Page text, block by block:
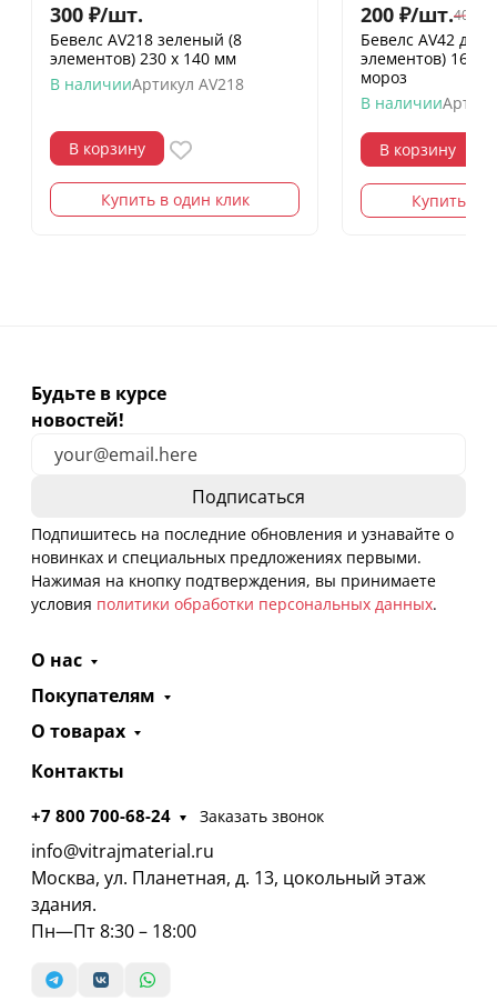
300 ₽/шт.
Бевелс AV218 зеленый (8
элементов) 230 х 140 мм
В наличииАртикул AV218
В корзину
Купить в один клик
200 ₽/шт.400
Бевелс AV42
элементов) 160
мороз
В наличии
В корзину
Купить в
Будьте в курсе
новостей!
Подпишитесь на последние обновления и узнавайте о
новинках и специальных предложениях первыми.
Нажимая на кнопку подтверждения, вы принимаете
условия политики обработки персональных данных.
О нас
Покупателям
О товарах
Контакты
+7 800 700-68-24 Заказать звонок
info@vitrajmaterial.ru
Москва, ул. Планетная, д. 13, цокольный этаж
здания.
Пн—Пт 8:30 – 18:00